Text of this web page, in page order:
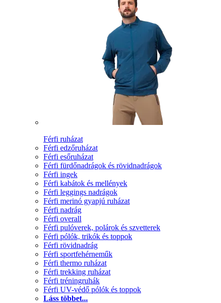
Férfi ruházat
Férfi edzőruházat
Férfi esőruházat
Férfi fürdőnadrágok és rövidnadrágok
Férfi ingek
Férfi kabátok és mellények
Férfi leggings nadrágok
Férfi merinó gyapjú ruházat
Férfi nadrág
Férfi overall
Férfi pulóverek, polárok és szvetterek
Férfi pólók, trikók és toppok
Férfi rövidnadrág
Férfi sportfehérneműk
Férfi thermo ruházat
Férfi trekking ruházat
Férfi tréningruhák
Férfi UV-védő pólók és toppok
Láss többet...